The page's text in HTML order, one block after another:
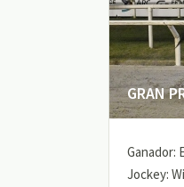
GRAN
Ganador:
Jockey: